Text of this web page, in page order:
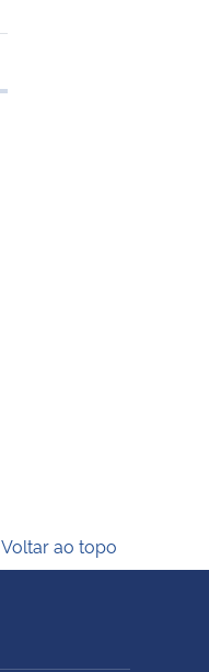
Voltar ao topo